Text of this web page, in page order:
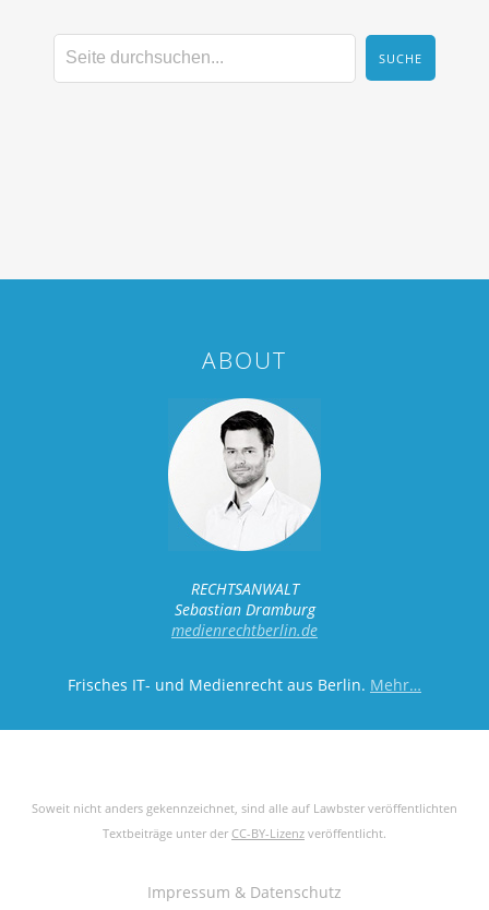
ABOUT
RECHTSANWALT
Sebastian Dramburg
medienrechtberlin.de
Frisches IT- und Medienrecht aus Berlin. Mehr…
Soweit nicht anders gekennzeichnet, sind alle auf Lawbster veröffentlichten
Textbeiträge unter der CC-BY-Lizenz veröffentlicht.
Impressum & Datenschutz